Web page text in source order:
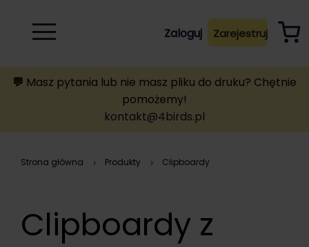
Zaloguj Zarejestruj
Rozwiń
💬 Masz pytania lub nie masz pliku do druku? Chętnie
pomożemy!
kontakt@4birds.pl
Strona główna Produkty clipboardy
Clipboardy z